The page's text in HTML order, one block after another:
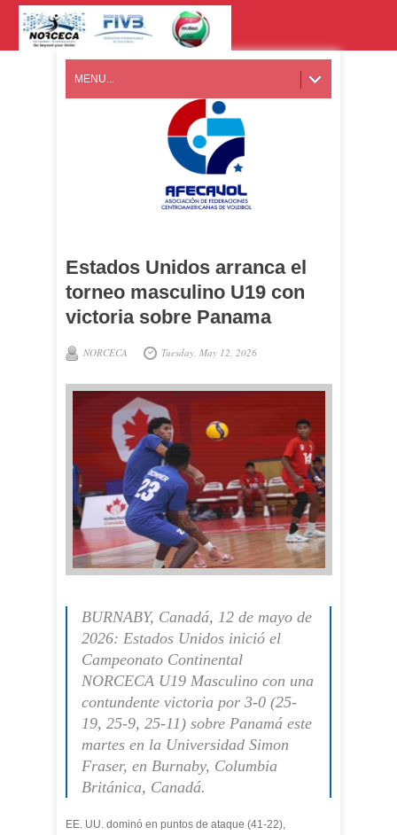
MENU...
Estados Unidos arranca el
torneo masculino U19 con
victoria sobre Panama
NORCECA Tuesday, May 12, 2026
BURNABY, Canadá, 12 de mayo de
2026: Estados Unidos inició el
Campeonato Continental
NORCECA U19 Masculino con una
contundente victoria por 3-0 (25-
19, 25-9, 25-11) sobre Panamá este
martes en la Universidad Simon
Fraser, en Burnaby, Columbia
Británica, Canadá.
EE. UU. dominó en puntos de ataque (41-22),